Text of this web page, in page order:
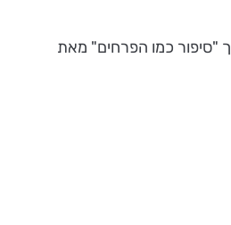
"סיפור כמו הפרחים" מאת